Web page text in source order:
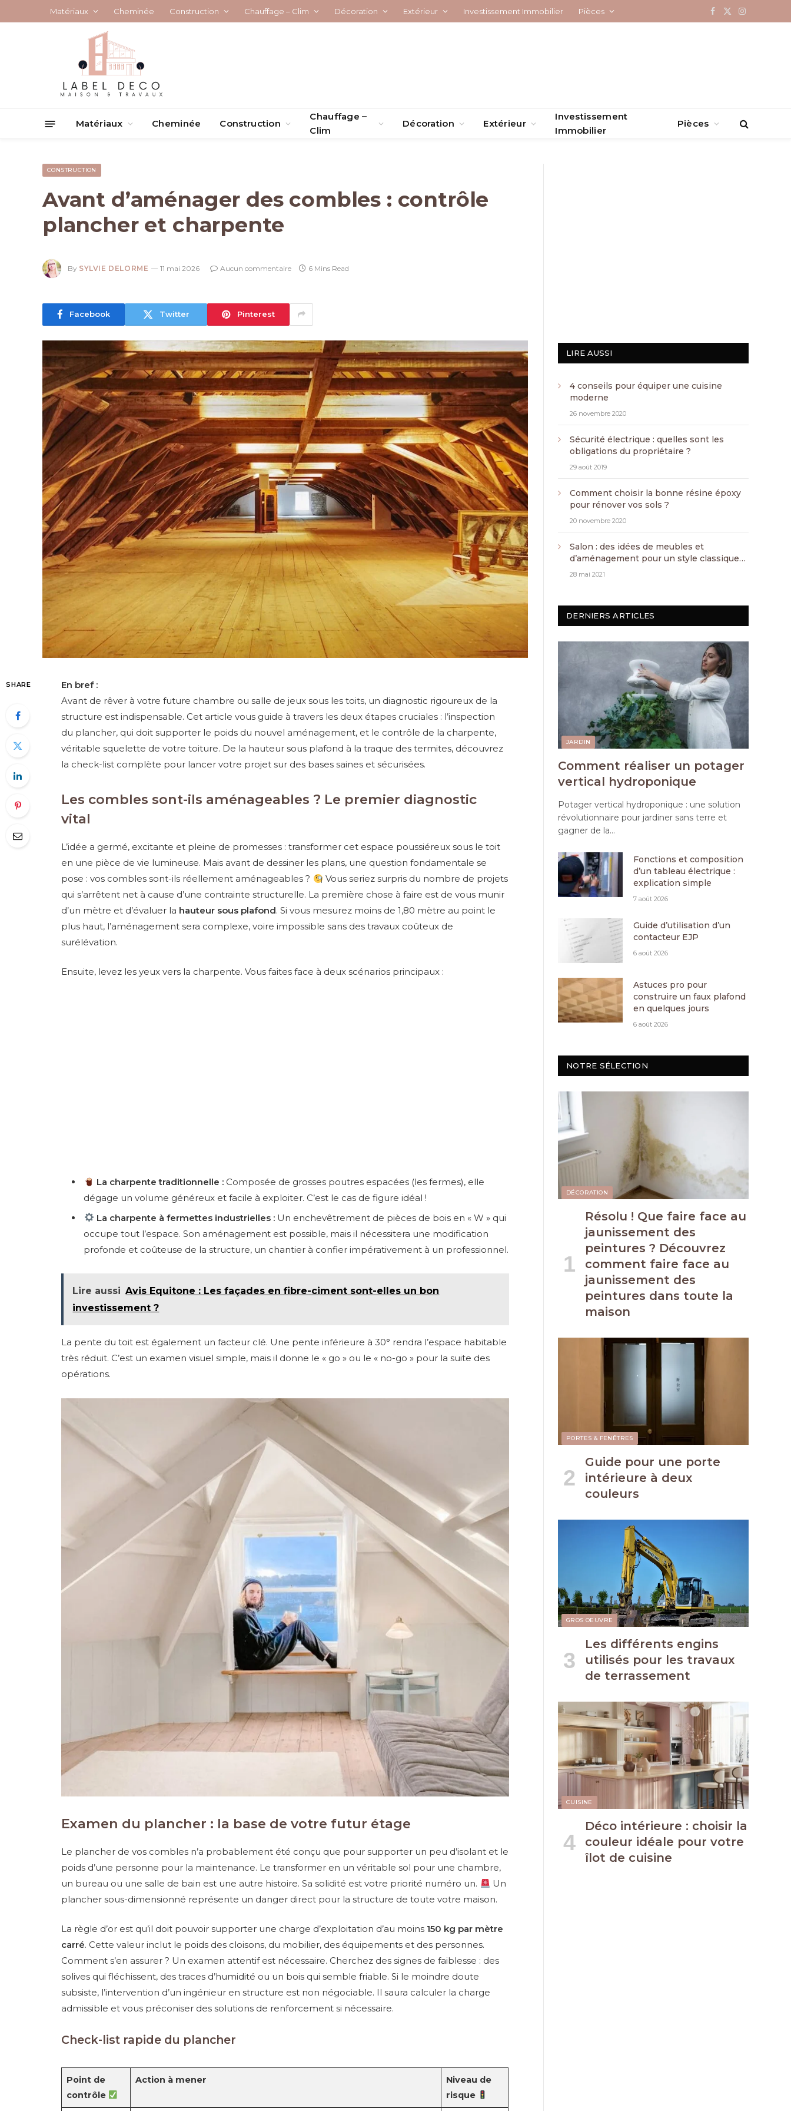
Matériaux Cheminée Construction Chauffage – Clim Décoration Extérieur Investissement Immobilier Pièces Facebook
X
Instagram
Matériaux Cheminée Construction
Chauffage –
Clim
Décoration Extérieur
Investissement
Immobilier
Pièces
CONSTRUCTION
Avant d’aménager des combles : contrôle
plancher et charpente
By SYLVIE DELORME 11 mai 2026 Aucun commentaire 6 Mins Read
Facebook Twitter Pinterest
SHARE
En bref :
Avant de rêver à votre future chambre ou salle de jeux sous les toits, un diagnostic rigoureux de la
structure est indispensable. Cet article vous guide à travers les deux étapes cruciales : l’inspection
du plancher, qui doit supporter le poids du nouvel aménagement, et le contrôle de la charpente,
véritable squelette de votre toiture. De la hauteur sous plafond à la traque des termites, découvrez
la check-list complète pour lancer votre projet sur des bases saines et sécurisées.
Les combles sont-ils aménageables ? Le premier diagnostic
vital
L’idée a germé, excitante et pleine de promesses : transformer cet espace poussiéreux sous le toit
en une pièce de vie lumineuse. Mais avant de dessiner les plans, une question fondamentale se
pose : vos combles sont-ils réellement aménageables ?
Vous seriez surpris du nombre de projets
qui s’arrêtent net à cause d’une contrainte structurelle. La première chose à faire est de vous munir
d’un mètre et d’évaluer la hauteur sous plafond. Si vous mesurez moins de 1,80 mètre au point le
plus haut, l’aménagement sera complexe, voire impossible sans des travaux coûteux de
surélévation.
Ensuite, levez les yeux vers la charpente. Vous faites face à deux scénarios principaux :
La charpente traditionnelle :Composée de grosses poutres espacées (les fermes), elle
dégage un volume généreux et facile à exploiter. C’est le cas de figure idéal !
La charpente à fermettes industrielles :Un enchevêtrement de pièces de bois en « W » qui
occupe tout l’espace. Son aménagement est possible, mais il nécessitera une modification
profonde et coûteuse de la structure, un chantier à confier impérativement à un professionnel.
Lire aussi Avis Equitone : Les façades en fibre-ciment sont-elles un bon
investissement ?
La pente du toit est également un facteur clé. Une pente inférieure à 30° rendra l’espace habitable
très réduit. C’est un examen visuel simple, mais il donne le « go » ou le « no-go » pour la suite des
opérations.
Examen du plancher : la base de votre futur étage
Le plancher de vos combles n’a probablement été conçu que pour supporter un peu d’isolant et le
poids d’une personne pour la maintenance. Le transformer en un véritable sol pour une chambre,
un bureau ou une salle de bain est une autre histoire. Sa solidité est votre priorité numéro un.
Un
plancher sous-dimensionné représente un danger direct pour la structure de toute votre maison.
La règle d’or est qu’il doit pouvoir supporter une charge d’exploitation d’au moins 150 kg par mètre
carré. Cette valeur inclut le poids des cloisons, du mobilier, des équipements et des personnes.
Comment s’en assurer ? Un examen attentif est nécessaire. Cherchez des signes de faiblesse : des
solives qui fléchissent, des traces d’humidité ou un bois qui semble friable. Si le moindre doute
subsiste, l’intervention d’un ingénieur en structure est non négociable. Il saura calculer la charge
admissible et vous préconiser des solutions de renforcement si nécessaire.
Check-list rapide du plancher
Point de
contrôle
Action à mener
Niveau de
risque
LIRE AUSSI
4 conseils pour équiper une cuisine
moderne
26 novembre 2020
Sécurité électrique : quelles sont les
obligations du propriétaire ?
29 août 2019
Comment choisir la bonne résine époxy
pour rénover vos sols ?
20 novembre 2020
Salon : des idées de meubles et
d’aménagement pour un style classique
chic
28 mai 2021
DERNIERS ARTICLES
JARDIN
Comment réaliser un potager
vertical hydroponique
Potager vertical hydroponique : une solution
révolutionnaire pour jardiner sans terre et
gagner de la…
Fonctions et composition
d’un tableau électrique :
explication simple
7 août 2026
Guide d’utilisation d’un
contacteur EJP
6 août 2026
Astuces pro pour
construire un faux plafond
en quelques jours
6 août 2026
NOTRE SÉLECTION
DÉCORATION
Résolu ! Que faire face au
jaunissement des
peintures ? Découvrez
comment faire face au
jaunissement des
peintures dans toute la
maison
PORTES & FENÊTRES
Guide pour une porte
intérieure à deux
couleurs
GROS OEUVRE
Les différents engins
utilisés pour les travaux
de terrassement
CUISINE
Déco intérieure : choisir la
couleur idéale pour votre
îlot de cuisine